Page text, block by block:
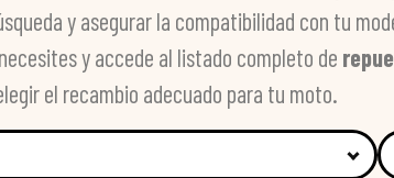
y asegurar la compatibilidad con tu
y accede al listado completo de
el recambio adecuado para tu moto.